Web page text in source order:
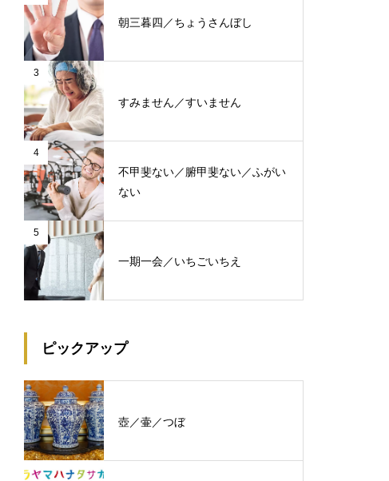
朝三暮四／ちょうさんぼし
3
すみません／すいません
4
不甲斐ない／腑甲斐ない／ふがい
ない
5
一期一会／いちごいちえ
ピックアップ
壺／壷／つぼ